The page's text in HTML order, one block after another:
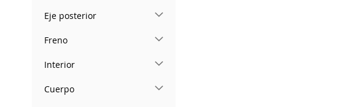
Eje posterior
Freno
Interior
Cuerpo